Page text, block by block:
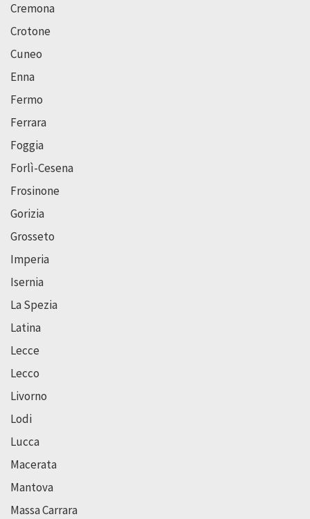
Cremona
Crotone
Cuneo
Enna
Fermo
Ferrara
Foggia
Forlì-Cesena
Frosinone
Gorizia
Grosseto
Imperia
Isernia
La Spezia
Latina
Lecce
Lecco
Livorno
Lodi
Lucca
Macerata
Mantova
Massa Carrara